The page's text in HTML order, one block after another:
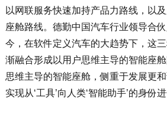
以网联服务快速加持产品力路线，以
座舱路线。德勤中国汽车行业领导合
今，在软件定义汽车的大趋势下，这
渐融合形成以用户思维主导的智能座
思维主导的智能座舱，侧重于发展更
实现从‘工具’向人类‘智能助手’的身份进